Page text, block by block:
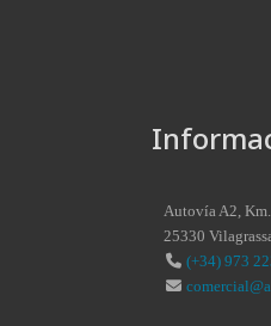
Autovía A2,
25330
(+34) 973